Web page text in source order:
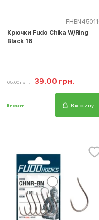
Крючки Fudo Chika W/Ring
Black 16
65.00 грн. 39.00 грн.
В наличии В корзину